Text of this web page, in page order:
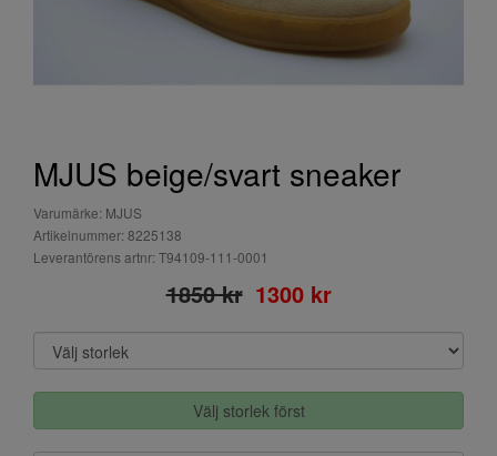
MJUS beige/svart sneaker
Varumärke: MJUS
Artikelnummer: 8225138
Leverantörens artnr: T94109-111-0001
1850 kr 1300 kr
Välj storlek först